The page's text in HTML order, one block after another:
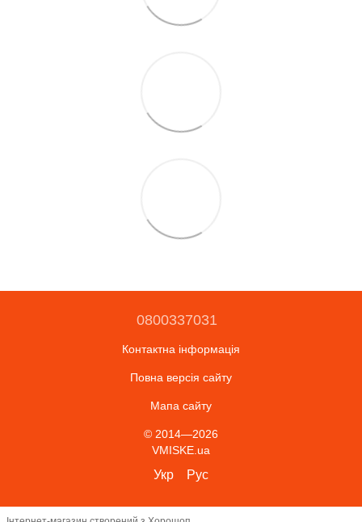
0800337031
Контактна інформація
Повна версія сайту
Мапа сайту
© 2014—2026
VMISKE.ua
Укр Рус